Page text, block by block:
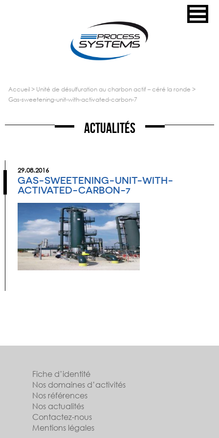
accueil> unité de désulfuration au charbon actif – céré la ronde >
gas-sweetening-unit-with-activated-carbon-7
Actualités
29.08.2016
GAS-SWEETENING-UNIT-WITH-
ACTIVATED-CARBON-7
Fiche d’identité
Nos domaines d’activités
Nos références
Nos actualités
Contactez-nous
Mentions légales